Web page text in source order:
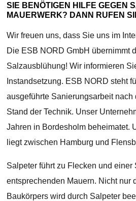
SIE BENÖTIGEN HILFE GEGEN
MAUERWERK? DANN RUFEN
Wir freuen uns, dass Sie uns im
Die ESB NORD GmbH übernimmt
Salzausblühung! Wir informieren
Instandsetzung. ESB NORD steht
ausgeführte Sanierungsarbeit
Stand der Technik. Unser
Jahren in Bordesholm beheimatet.
liegt zwischen Hamburg und
Salpeter führt zu Flecken und
entsprechenden Mauern. Nicht nur
Baukörpers wird durch Salpeter